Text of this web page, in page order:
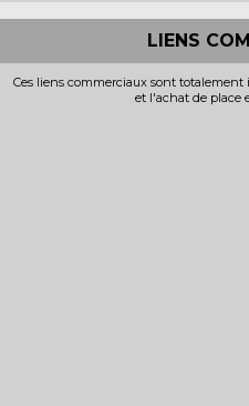
LIENS
Ces liens commerciaux sont
et l'achat de place